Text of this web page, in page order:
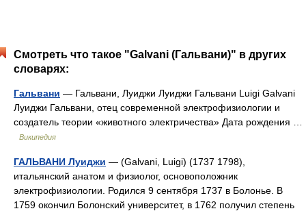
Смотреть что такое "Galvani (Гальвани)" в других
словарях:
Гальвани — Гальвани, Луиджи Луиджи Гальвани Luigi Galvani
Луиджи Гальвани, отец современной электрофизиологии и
создатель теории «животного электричества» Дата рождения …
Википедия
ГАЛЬВАНИ Луиджи — (Galvani, Luigi) (1737 1798),
итальянский анатом и физиолог, основоположник
электрофизиологии. Родился 9 сентября 1737 в Болонье. В
1759 окончил Болонский университет, в 1762 получил степень